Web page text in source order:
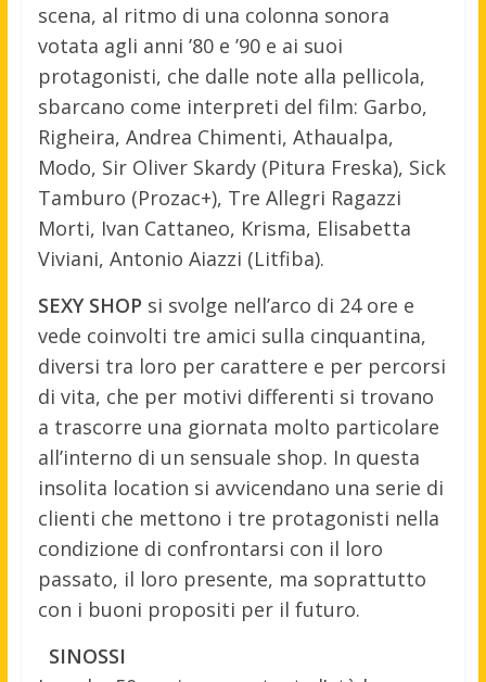
scena, al ritmo di una colonna sonora
votata agli anni ’80 e ’90 e ai suoi
protagonisti, che dalle note alla pellicola,
sbarcano come interpreti del film: Garbo,
Righeira, Andrea Chimenti, Athaualpa,
Modo, Sir Oliver Skardy (Pitura Freska), Sick
Tamburo (Prozac+), Tre Allegri Ragazzi
Morti, Ivan Cattaneo, Krisma, Elisabetta
Viviani, Antonio Aiazzi (Litfiba).
SEXY SHOP si svolge nell’arco di 24 ore e
vede coinvolti tre amici sulla cinquantina,
diversi tra loro per carattere e per percorsi
di vita, che per motivi differenti si trovano
a trascorre una giornata molto particolare
all’interno di un sensuale shop. In questa
insolita location si avvicendano una serie di
clienti che mettono i tre protagonisti nella
condizione di confrontarsi con il loro
passato, il loro presente, ma soprattutto
con i buoni propositi per il futuro.
SINOSSI